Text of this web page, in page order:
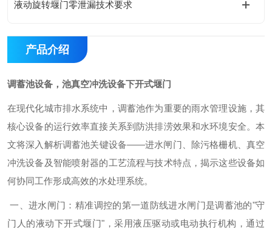
液动旋转堰门零泄漏技术要求
产品介绍
调蓄池设备，池真空冲洗设备下开式堰门
在现代化城市排水系统中，调蓄池作为重要的雨水管理设施，其
核心设备的运行效率直接关系到防洪排涝效果和水环境安全。本
文将深入解析调蓄池关键设备——进水闸门、除污格栅机、真空
冲洗设备及智能喷射器的工艺流程与技术特点，揭示这些设备如
何协同工作形成高效的水处理系统。
一、进水闸门：精准调控的第一道防线进水闸门是调蓄池的"守
门人的液动下开式堰门"，采用液压驱动或电动执行机构，通过